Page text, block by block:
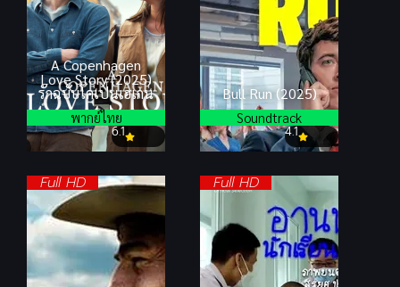
A Copenhagen
Love Story (2025)
รักฉบับโคเปนเฮเกน
6.1
พากย์ไทย
Bull Run (2025)
4.1
Soundtrack
Full HD Full HD